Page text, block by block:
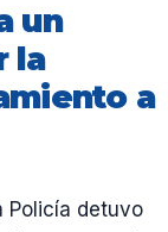
un
la
a
Policía detuvo